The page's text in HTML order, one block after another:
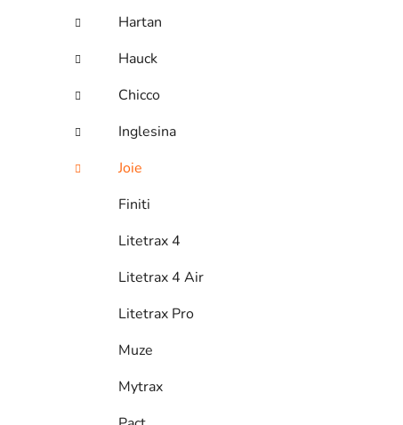
Hartan
Hauck
Chicco
Inglesina
Joie
Finiti
Litetrax 4
Litetrax 4 Air
Litetrax Pro
Muze
Mytrax